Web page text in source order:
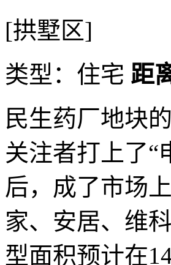
[拱墅区]
类型：住宅 距
民生药厂地块
关注者打上了“
后，成了市场
家、安居、维
型面积预计在